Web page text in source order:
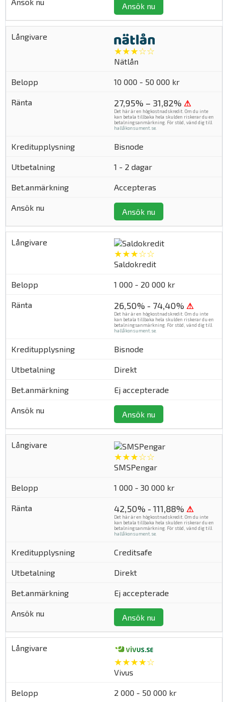
Ansök nu
★★★☆☆
Nätlån
10 000 - 50 000 kr
27,95% – 31,82% ⚠
Det här är en högkostnadskredit. Om du inte
kan betala tillbaka hela skulden riskerar du en
betalningsanmärkning. För stöd, vänd dig till
hallåkonsument.se
Bisnode
1 - 2 dagar
Accepteras
Ansök nu
★★★☆☆
Saldokredit
1 000 - 20 000 kr
26,50% - 74,40% ⚠
Det här är en högkostnadskredit. Om du inte
kan betala tillbaka hela skulden riskerar du en
betalningsanmärkning. För stöd, vänd dig till
hallåkonsument.se
Bisnode
Direkt
Ej accepterade
Ansök nu
★★★☆☆
SMSPengar
1 000 - 30 000 kr
42,50% - 111,88% ⚠
Det här är en högkostnadskredit. Om du inte
kan betala tillbaka hela skulden riskerar du en
betalningsanmärkning. För stöd, vänd dig till
hallåkonsument.se
Creditsafe
Direkt
Ej accepterade
Ansök nu
★★★★☆
Vivus
2 000 - 50 000 kr